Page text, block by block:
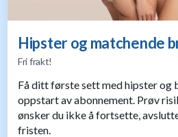
Hipster og matchende
Fri frakt!
Få ditt første sett med hipster og
oppstart av abonnement. Prøv
ønsker du ikke å fortsette,
fristen.